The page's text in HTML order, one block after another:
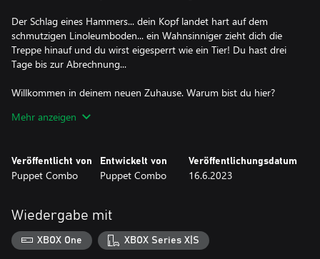
Der Schlag eines Hammers... dein Kopf landet hart auf dem
schmutzigen Linoleumboden... ein Wahnsinniger zieht dich die
Treppe hinauf und du wirst eigesperrt wie ein Tier! Du hast drei
Tage bis zur Abrechnung...
Willkommen in deinem neuen Zuhause. Warum bist du hier?
Pläne für dich? Wie wirst du entkommen? Kannst du überhaupt
Warnung gehört hättest, "Stay out oft he House"... Vermeide den
grausamen Hammer des Schlächters oder lande direkt wieder in
entkommen... Bleib ruhig und bleib außer Sicht. Er kann dich
hören! Umgehe seine Fallen, während du das Haus erkundest,
denn er wird seinen neuesten Hausgast sicher nicht so schnell
Mehr anzeigen
Veröffentlicht von
Puppet Combo
Entwickelt von
Puppet Combo
Veröffentlichungsdatum
16.6.2023
Wiedergabe mit
XBOX One XBOX Series X|S